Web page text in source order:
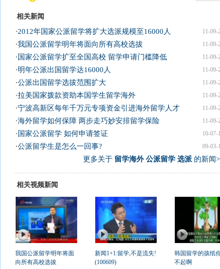
相关新闻
11-09-
·2012年国家公派留学将扩大选派规模至16000人
11-09-
·我国公派留学明年将面向所有高校选拔
11-09-
· 国家公派留学扩至全国高校 留学申请门槛降低
11-09-
·明年公派出国留学达16000人
11-09-
·公派出国留学选拔范围扩大
11-09-
·拉美国家拨款资助本国学生留学海外
11-09-
·宁波高新区每年千万元专项资金引进海外留学人才
11-09-
·海外留学如何保障 两步走巧妙安排留学保险
10-07-
· 国家公派留学 如何申请签证
09-03-
·公派留学生是怎么一回事?
更多关于 留学海外 公派留学 选派的新闻
相关视频新闻
我国公派留学明年将面
向所有高校选拔
新闻1+1:留学,不是流失!
(100609)
韩国留学的孩纸
不起啊